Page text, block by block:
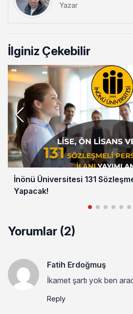
Yazar
İlginiz Çekebilir
İnönü Üniversitesi 131
Yapacak!
Yorumlar (2)
Fatih Erdoğmuş
İkamet şartı yok ben
Reply